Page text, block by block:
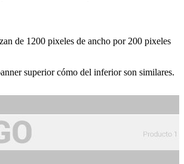
de 1200 pixeles de ancho por 200 pixeles
superior cómo del inferior son similares.